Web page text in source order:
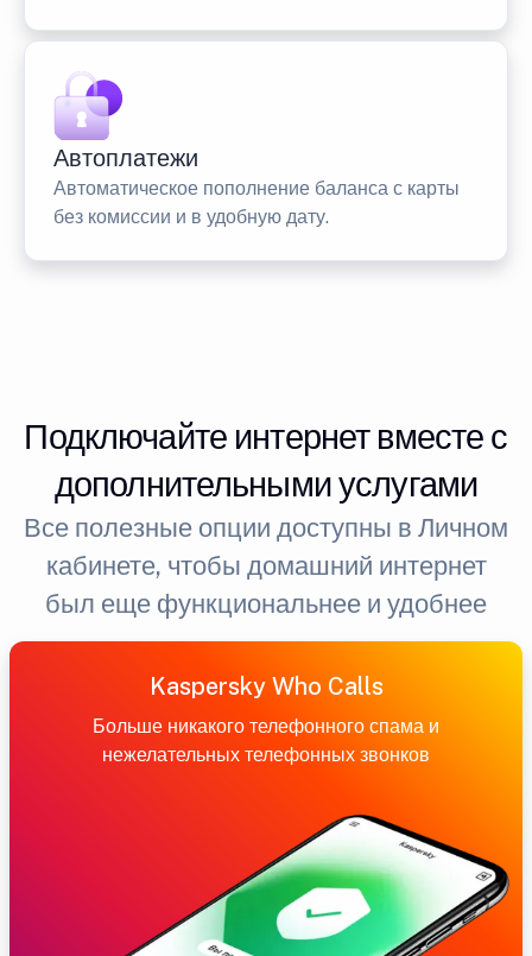
Автоплатежи
Автоматическое пополнение баланса с карты
без комиссии и в удобную дату.
Подключайте интернет вместе с
дополнительными услугами
Все полезные опции доступны в Личном
кабинете, чтобы домашний интернет
был еще функциональнее и удобнее
Kaspersky Who Calls
Больше никакого телефонного спама и
нежелательных телефонных звонков